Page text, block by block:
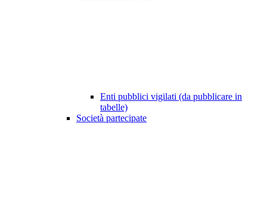
Enti pubblici vigilati (da pubblicare in
tabelle)
Società partecipate